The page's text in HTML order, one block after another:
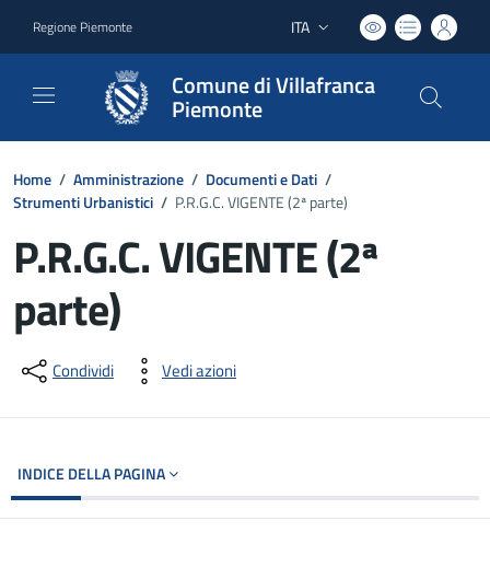
Regione Piemonte Lingua attiva:
ITA
Comune di Villafranca
Piemonte
Home / Amministrazione / Documenti e Dati /
Strumenti Urbanistici / P.R.G.C. VIGENTE (2ª parte)
P.R.G.C. VIGENTE (2ª
parte)
Dettagli del documento
Condividi Vedi azioni
INDICE DELLA PAGINA